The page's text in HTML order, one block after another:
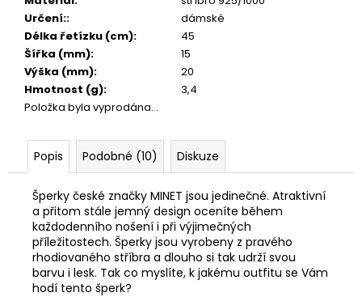
Určení::
dámské
Délka řetízku (cm):
45
Šířka (mm):
15
Výška (mm):
20
Hmotnost (g):
3,4
Položka byla vyprodána…
Popis Podobné (10) Diskuze
Šperky české značky MINET jsou jedinečné. Atraktivní
a přitom stále jemný design oceníte během
každodenního nošení i při výjimečných
příležitostech. Šperky jsou vyrobeny z pravého
rhodiovaného stříbra a dlouho si tak udrží svou
barvu i lesk. Tak co myslíte, k jakému outfitu se Vám
hodí tento šperk?